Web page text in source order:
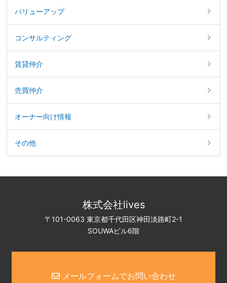
バリューアップ
コンサルティング
賃貸仲介
売買仲介
オーナー向け情報
その他
株式会社lives
〒101-0063 東京都千代田区神田淡路町2-1
SOUWAビル6階
メールフォームでお問い合わせ